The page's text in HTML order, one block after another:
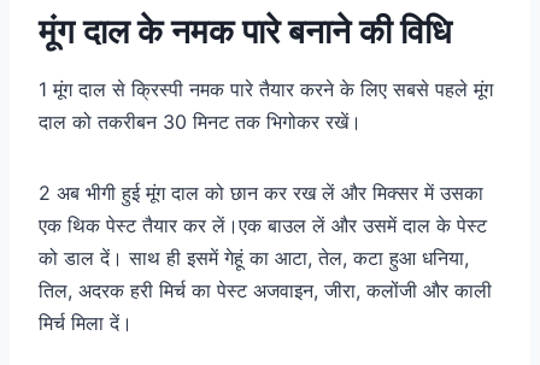
मूंग दाल के नमक पारे बनाने की विधि
1 मूंग दाल से क्रिस्पी नमक पारे तैयार करने के लिए सबसे पहले मूंग
दाल को तकरीबन 30 मिनट तक भिगोकर रखें।
2 अब भीगी हुई मूंग दाल को छान कर रख लें और मिक्सर में उसका
एक थिक पेस्ट तैयार कर लें।एक बाउल लें और उसमें दाल के पेस्ट
को डाल दें। साथ ही इसमें गेहूं का आटा, तेल, कटा हुआ धनिया,
तिल, अदरक हरी मिर्च का पेस्ट अजवाइन, जीरा, कलोंजी और काली
मिर्च मिला दें।